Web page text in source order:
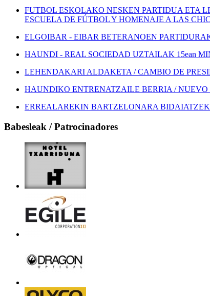
FUTBOL ESKOLAKO NESKEN PARTIDUA ETA
ESCUELA DE FÚTBOL Y HOMENAJE A LAS
ELGOIBAR - EIBAR BETERANOEN
HAUNDI - REAL SOCIEDAD UZTAILAK 15ean
LEHENDAKARI ALDAKETA / CAMBIO DE
HAUNDIKO ENTRENATZAILE BERRIA /
ERREALAREKIN BARTZELONARA
Babesleak / Patrocinadores